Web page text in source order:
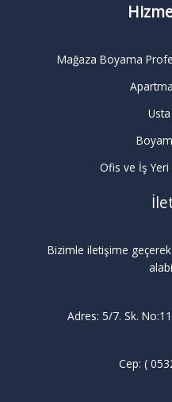
Mağaza Boyama
Usta
Ofis ve İş
Bizimle iletişime
Adres: 5/7. Sk.
Cep: (